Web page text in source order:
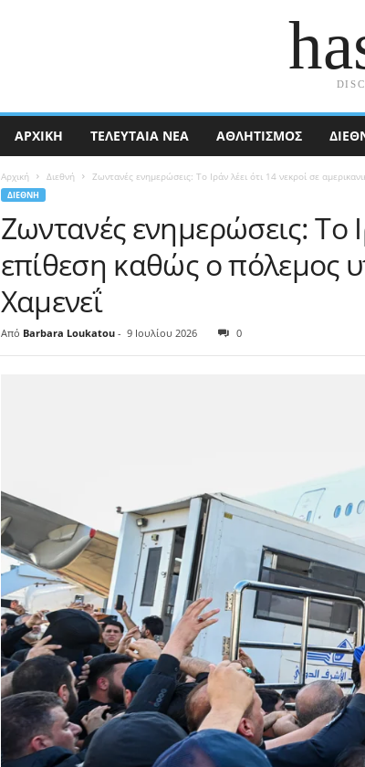
ΑΡΧΙΚΉ ΤΕΛΕΥΤΑΊΑ ΝΈΑ ΑΘΛΗΤΙΣΜΟΣ
Αρχική Διεθνή Ζωντανές ενημερώσεις: Το Ιράν λέει ότι 14 νεκροί σε
ΔΙΕΘΝΉ
Ζωντανές ενημερώσεις: Το
επίθεση καθώς ο πόλεμος
Χαμενεΐ
Από Barbara Loukatou - 9 Ιουλίου 2026 0